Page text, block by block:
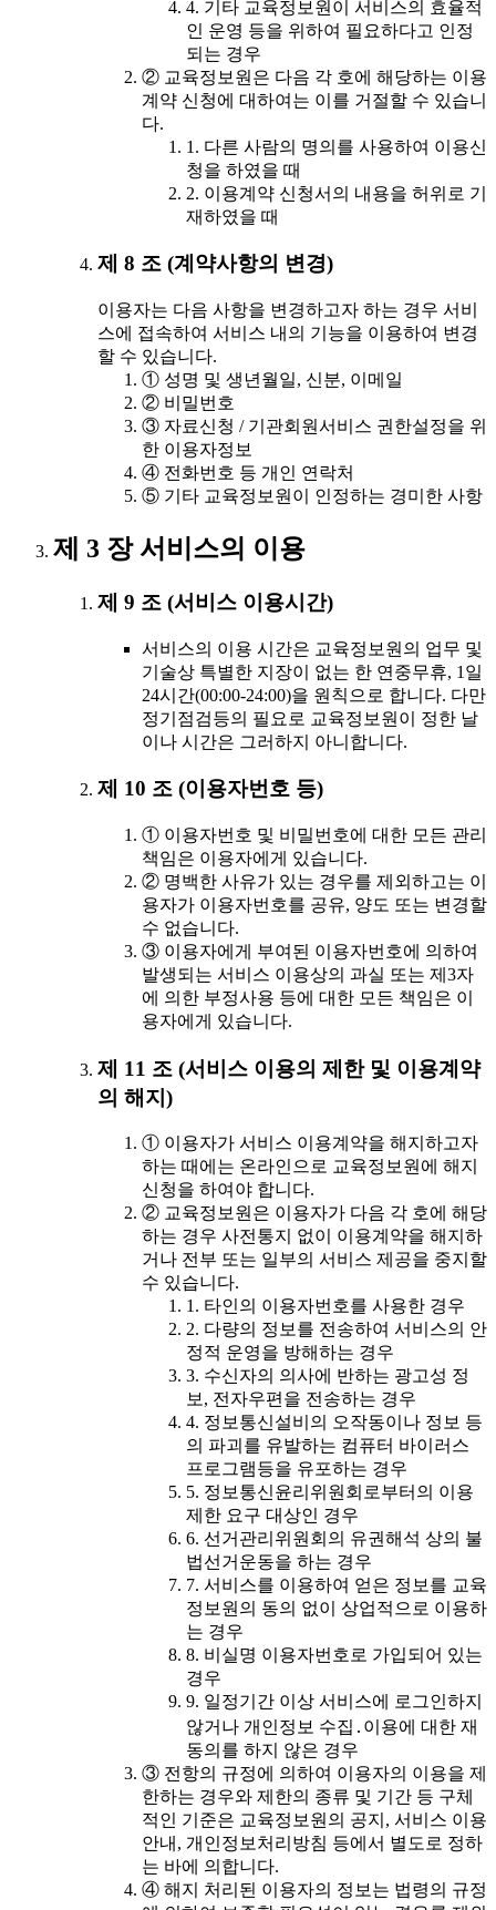
4. 기타 교육정보원이 서비스의 효율적
인 운영 등을 위하여 필요하다고 인정
되는 경우
② 교육정보원은 다음 각 호에 해당하는 이용
계약 신청에 대하여는 이를 거절할 수 있습니
다.
1. 다른 사람의 명의를 사용하여 이용신
청을 하였을 때
2. 이용계약 신청서의 내용을 허위로 기
재하였을 때
제 8 조 (계약사항의 변경)
이용자는 다음 사항을 변경하고자 하는 경우 서비
스에 접속하여 서비스 내의 기능을 이용하여 변경
할 수 있습니다.
① 성명 및 생년월일, 신분, 이메일
② 비밀번호
③ 자료신청 / 기관회원서비스 권한설정을 위
한 이용자정보
④ 전화번호 등 개인 연락처
⑤ 기타 교육정보원이 인정하는 경미한 사항
제 3 장 서비스의 이용
제 9 조 (서비스 이용시간)
서비스의 이용 시간은 교육정보원의 업무 및
기술상 특별한 지장이 없는 한 연중무휴, 1일
24시간(00:00-24:00)을 원칙으로 합니다. 다만
정기점검등의 필요로 교육정보원이 정한 날
이나 시간은 그러하지 아니합니다.
제 10 조 (이용자번호 등)
① 이용자번호 및 비밀번호에 대한 모든 관리
책임은 이용자에게 있습니다.
② 명백한 사유가 있는 경우를 제외하고는 이
용자가 이용자번호를 공유, 양도 또는 변경할
수 없습니다.
③ 이용자에게 부여된 이용자번호에 의하여
발생되는 서비스 이용상의 과실 또는 제3자
에 의한 부정사용 등에 대한 모든 책임은 이
용자에게 있습니다.
제 11 조 (서비스 이용의 제한 및 이용계약
의 해지)
① 이용자가 서비스 이용계약을 해지하고자
하는 때에는 온라인으로 교육정보원에 해지
신청을 하여야 합니다.
② 교육정보원은 이용자가 다음 각 호에 해당
하는 경우 사전통지 없이 이용계약을 해지하
거나 전부 또는 일부의 서비스 제공을 중지할
수 있습니다.
1. 타인의 이용자번호를 사용한 경우
2. 다량의 정보를 전송하여 서비스의 안
정적 운영을 방해하는 경우
3. 수신자의 의사에 반하는 광고성 정
보, 전자우편을 전송하는 경우
4. 정보통신설비의 오작동이나 정보 등
의 파괴를 유발하는 컴퓨터 바이러스
프로그램등을 유포하는 경우
5. 정보통신윤리위원회로부터의 이용
제한 요구 대상인 경우
6. 선거관리위원회의 유권해석 상의 불
법선거운동을 하는 경우
7. 서비스를 이용하여 얻은 정보를 교육
정보원의 동의 없이 상업적으로 이용하
는 경우
8. 비실명 이용자번호로 가입되어 있는
경우
9. 일정기간 이상 서비스에 로그인하지
않거나 개인정보 수집․이용에 대한 재
동의를 하지 않은 경우
③ 전항의 규정에 의하여 이용자의 이용을 제
한하는 경우와 제한의 종류 및 기간 등 구체
적인 기준은 교육정보원의 공지, 서비스 이용
안내, 개인정보처리방침 등에서 별도로 정하
는 바에 의합니다.
④ 해지 처리된 이용자의 정보는 법령의 규정